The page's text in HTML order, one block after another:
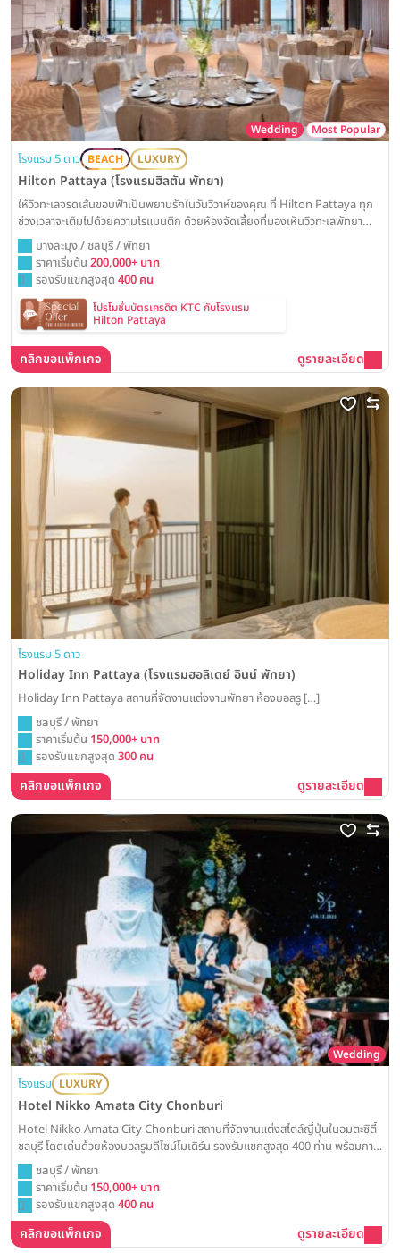
Wedding Most Popular
โรงแรม 5 ดาว BEACH LUXURY
Hilton Pattaya (โรงแรมฮิลตัน พัทยา)
ให้วิวทะเลจรดเส้นขอบฟ้าเป็นพยานรักในวันวิวาห์ของคุณ ที่ Hilton Pattaya ทุก
ช่วงเวลาจะเต็มไปด้วยความโรแมนติก ด้วยห้องจัดเลี้ยงที่มองเห็นวิวทะเลพัทยา
แบบพาโนรามา พร้อมสร้างสรรค์งานแต่งงานในฝันให้เป็นจริง
บางละมุง / ชลบุรี / พัทยา
ราคาเริ่มต้น 200,000+ บาท
รองรับแขกสูงสุด 400 คน
โปรโมชั่นบัตรเครดิต KTC กับโรงแรม
Hilton Pattaya
คลิกขอแพ็กเกจ ดูรายละเอียด
โรงแรม 5 ดาว
Holiday Inn Pattaya (โรงแรมฮอลิเดย์ อินน์ พัทยา)
Holiday Inn Pattaya สถานที่จัดงานแต่งงานพัทยา ห้องบอลรู […]
ชลบุรี / พัทยา
ราคาเริ่มต้น 150,000+ บาท
รองรับแขกสูงสุด 300 คน
คลิกขอแพ็กเกจ ดูรายละเอียด
Wedding
โรงแรม LUXURY
Hotel Nikko Amata City Chonburi
Hotel Nikko Amata City Chonburi สถานที่จัดงานแต่งสไตล์ญี่ปุ่นในอมตะซิตี้
ชลบุรี โดดเด่นด้วยห้องบอลรูมดีไซน์โมเดิร์น รองรับแขกสูงสุด 400 ท่าน พร้อมการ
บริการที่เป็นเลิศตามมาตรฐานญี่ปุ่น Weddinglist ได้รวบรวมข้อมูลแพ็คเกจ
แต่งงานและราคามาให้ครบแล้วที่นี่
ชลบุรี / พัทยา
ราคาเริ่มต้น 150,000+ บาท
รองรับแขกสูงสุด 400 คน
คลิกขอแพ็กเกจ ดูรายละเอียด